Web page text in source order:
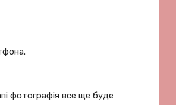
фотографія все ще буде